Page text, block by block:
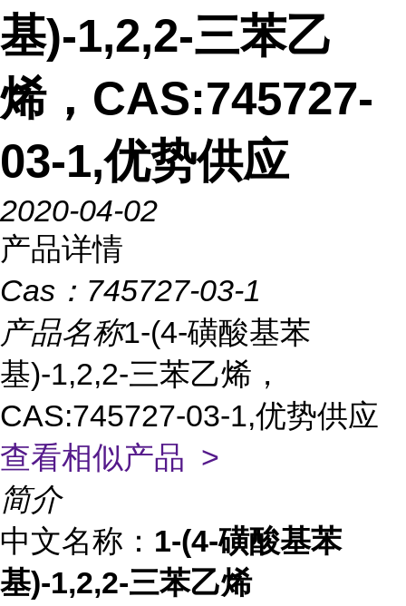
基)-1,2,2-三苯乙
烯，CAS:745727-
03-1,优势供应
2020-04-02
产品详情
Cas： 745727-03-1
产品名称1-(4-磺酸基苯
基)-1,2,2-三苯乙烯，
CAS:745727-03-1,优势供应
查看相似产品 >
简介
中文名称： 1-(4-磺酸基苯
基)-1,2,2-三苯乙烯